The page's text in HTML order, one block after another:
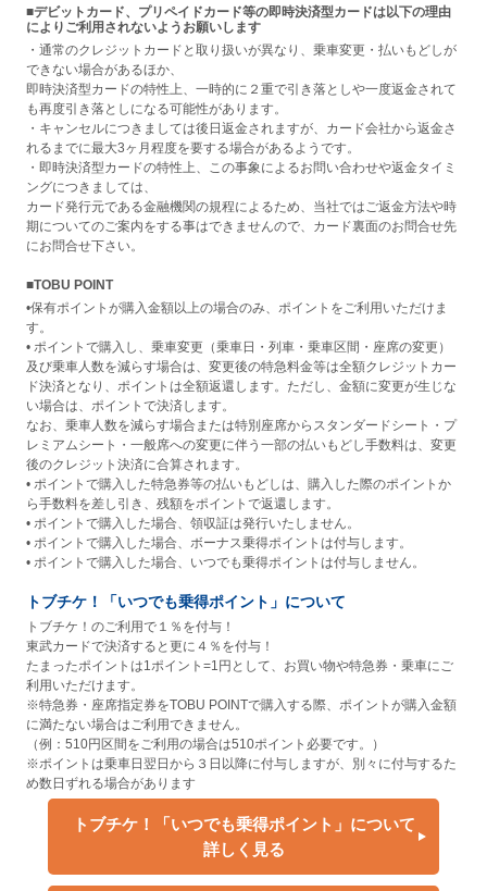
■デビットカード、プリペイドカード等の即時決済型カードは以下の理由
によりご利用されないようお願いします
・通常のクレジットカードと取り扱いが異なり、乗車変更・払いもどしが
できない場合があるほか、
即時決済型カードの特性上、一時的に２重で引き落としや一度返金されて
も再度引き落としになる可能性があります。
・キャンセルにつきましては後日返金されますが、カード会社から返金さ
れるまでに最大3ヶ月程度を要する場合があるようです。
・即時決済型カードの特性上、この事象によるお問い合わせや返金タイミ
ングにつきましては、
カード発行元である金融機関の規程によるため、当社ではご返金方法や時
期についてのご案内をする事はできませんので、カード裏面のお問合せ先
にお問合せ下さい。
■TOBU POINT
•保有ポイントが購入金額以上の場合のみ、ポイントをご利用いただけま
す。
• ポイントで購入し、乗車変更（乗車日・列車・乗車区間・座席の変更）
及び乗車人数を減らす場合は、変更後の特急料金等は全額クレジットカー
ド決済となり、ポイントは全額返還します。ただし、金額に変更が生じな
い場合は、ポイントで決済します。
なお、乗車人数を減らす場合または特別座席からスタンダードシート・プ
レミアムシート・一般席への変更に伴う一部の払いもどし手数料は、変更
後のクレジット決済に合算されます。
• ポイントで購入した特急券等の払いもどしは、購入した際のポイントか
ら手数料を差し引き、残額をポイントで返還します。
• ポイントで購入した場合、領収証は発行いたしません。
• ポイントで購入した場合、ボーナス乗得ポイントは付与します。
• ポイントで購入した場合、いつでも乗得ポイントは付与しません。
トブチケ！「いつでも乗得ポイント」について
トブチケ！のご利用で１％を付与！
東武カードで決済すると更に４％を付与！
たまったポイントは1ポイント=1円として、お買い物や特急券・乗車にご
利用いただけます。
※特急券・座席指定券をTOBU POINTで購入する際、ポイントが購入金額
に満たない場合はご利用できません。
（例：510円区間をご利用の場合は510ポイント必要です。）
※ポイントは乗車日翌日から３日以降に付与しますが、別々に付与するた
め数日ずれる場合があります
トブチケ！「いつでも乗得ポイント」について
詳しく見る